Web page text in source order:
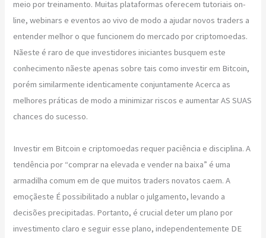
meio por treinamento. Muitas plataformas oferecem tutoriais on-
line, webinars e eventos ao vivo de modo a ajudar novos traders a
entender melhor o que funcionem do mercado por criptomoedas.
Nãeste é raro de que investidores iniciantes busquem este
conhecimento nãeste apenas sobre tais como investir em Bitcoin,
porém similarmente identicamente conjuntamente Acerca as
melhores práticas de modo a minimizar riscos e aumentar AS SUAS
chances do sucesso.
Investir em Bitcoin e criptomoedas requer paciência e disciplina. A
tendência por “comprar na elevada e vender na baixa” é uma
armadilha comum em de que muitos traders novatos caem. A
emoçãeste É possibilitado a nublar o julgamento, levando a
decisões precipitadas. Portanto, é crucial deter um plano por
investimento claro e seguir esse plano, independentemente DE